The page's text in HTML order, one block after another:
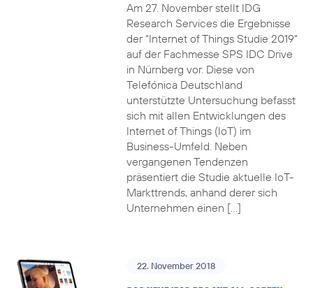
Am 27. November stellt IDG
Research Services die Ergebnisse
der “Internet of Things Studie 2019“
auf der Fachmesse SPS IDC Drive
in Nürnberg vor. Diese von
Telefónica Deutschland
unterstützte Untersuchung befasst
sich mit allen Entwicklungen des
Internet of Things (IoT) im
Business-Umfeld. Neben
vergangenen Tendenzen
präsentiert die Studie aktuelle IoT-
Markttrends, anhand derer sich
Unternehmen einen […]
22. November 2018